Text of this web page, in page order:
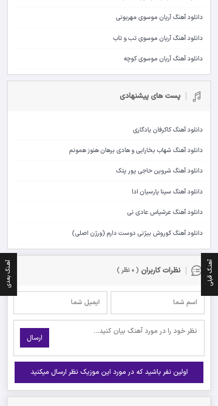
دانلود آهنگ آریان موسوی مهربونی
دانلود آهنگ آریان موسوی تب و تاب
دانلود آهنگ آریان موسوی کوچه
پست های پیشنهادی
دانلود آهنگ کاکرفان یادگاری
دانلود آهنگ شهاب بخارایی و هادی برهان هنوز همونم
دانلود آهنگ شروین حاجی پور پتک
دانلود آهنگ سینا پارسیان ادا
دانلود آهنگ عرشیاس عادی نی
دانلود آهنگ کوروش بیژنی دوست دارم (ورژن اصلی)
نظرات کاربران ( ۰ نظر )
ارسال
اولین نفر باشید که در مورد این موزیک نظر ارسال میکنید
آهنـگ قبلی آهـنگ بعدی